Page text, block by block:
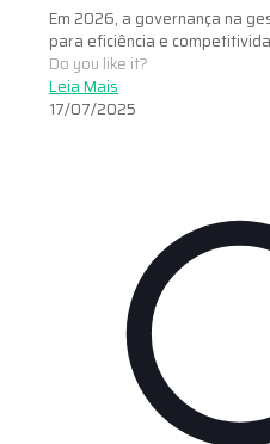
Em 2026, a governança na
para eficiência e
Do you like it?
Leia Mais
17/07/2025